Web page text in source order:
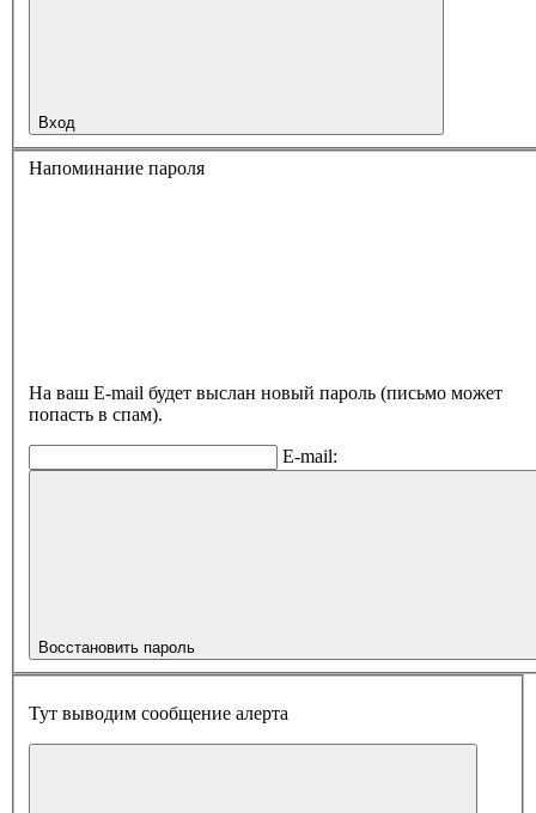
Вход
Напоминание пароля
На ваш E-mail будет выслан новый пароль (письмо может
попасть в спам).
E-mail:
Восстановить пароль
Тут выводим сообщение алерта